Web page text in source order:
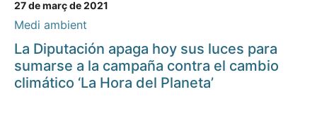
27 de març de 2021
Medi ambient
La Diputación apaga hoy sus luces para
sumarse a la campaña contra el cambio
climático ‘La Hora del Planeta’